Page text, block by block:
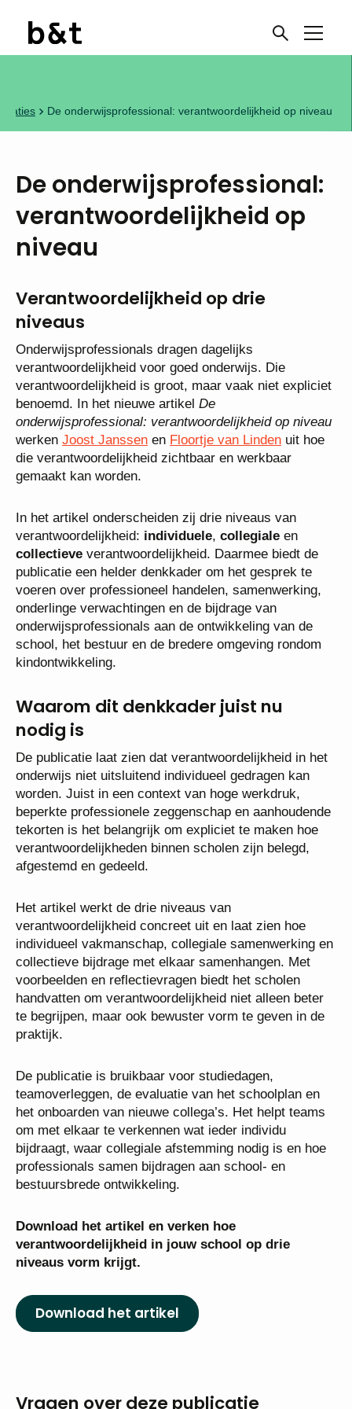
De onderwijsprofessional: verantwoordelijkheid op niveau
De onderwijsprofessional:
verantwoordelijkheid op
niveau
Verantwoordelijkheid op drie
niveaus
Onderwijsprofessionals dragen dagelijks
verantwoordelijkheid voor goed onderwijs. Die
verantwoordelijkheid is groot, maar vaak niet expliciet
benoemd. In het nieuwe artikel De
onderwijsprofessional: verantwoordelijkheid op niveau
werken Joost Janssen en Floortje van Linden uit hoe
die verantwoordelijkheid zichtbaar en werkbaar
gemaakt kan worden.
In het artikel onderscheiden zij drie niveaus van
verantwoordelijkheid: individuele, collegiale en
collectieve verantwoordelijkheid. Daarmee biedt de
publicatie een helder denkkader om het gesprek te
voeren over professioneel handelen, samenwerking,
onderlinge verwachtingen en de bijdrage van
onderwijsprofessionals aan de ontwikkeling van de
school, het bestuur en de bredere omgeving rondom
kindontwikkeling.
Waarom dit denkkader juist nu
nodig is
De publicatie laat zien dat verantwoordelijkheid in het
onderwijs niet uitsluitend individueel gedragen kan
worden. Juist in een context van hoge werkdruk,
beperkte professionele zeggenschap en aanhoudende
tekorten is het belangrijk om expliciet te maken hoe
verantwoordelijkheden binnen scholen zijn belegd,
afgestemd en gedeeld.
Het artikel werkt de drie niveaus van
verantwoordelijkheid concreet uit en laat zien hoe
individueel vakmanschap, collegiale samenwerking en
collectieve bijdrage met elkaar samenhangen. Met
voorbeelden en reflectievragen biedt het scholen
handvatten om verantwoordelijkheid niet alleen beter
te begrijpen, maar ook bewuster vorm te geven in de
praktijk.
De publicatie is bruikbaar voor studiedagen,
teamoverleggen, de evaluatie van het schoolplan en
het onboarden van nieuwe collega’s. Het helpt teams
om met elkaar te verkennen wat ieder individu
bijdraagt, waar collegiale afstemming nodig is en hoe
professionals samen bijdragen aan school- en
bestuursbrede ontwikkeling.
Download het artikel en verken hoe
verantwoordelijkheid in jouw school op drie
niveaus vorm krijgt.
Download het artikel
Vragen over deze publicatie